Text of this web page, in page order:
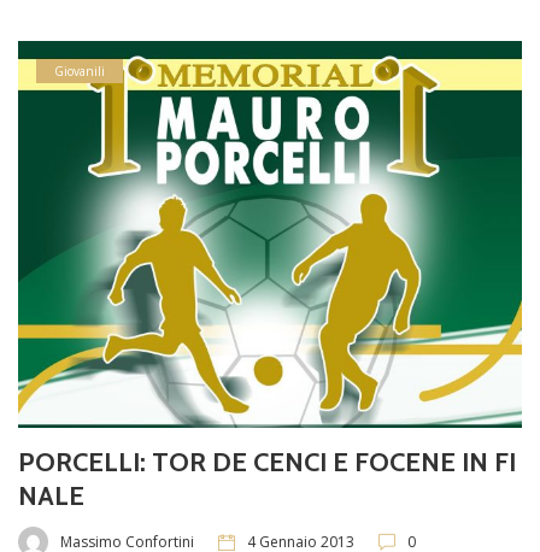
Giovanili
PORCELLI: TOR DE CENCI E FOCENE IN FI
NALE
Massimo Confortini 4 Gennaio 2013 0